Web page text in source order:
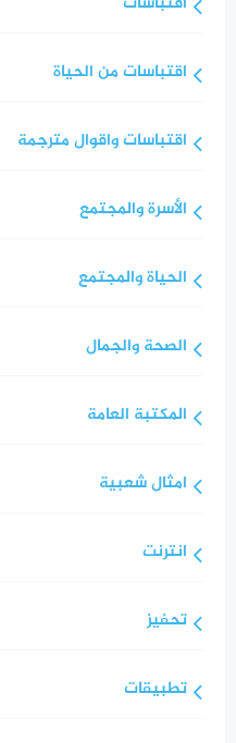
اقتباسات من الحياة
اقتباسات واقوال مترجمة
الأسرة والمجتمع
الحياة والمجتمع
الصحة والجمال
المكتبة العامة
امثال شعبية
انترنت
تحفيز
تطبيقات